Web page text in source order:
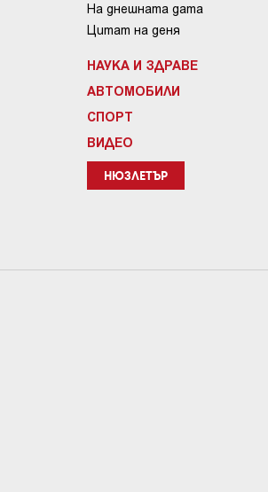
На днешната дата
Цитат на деня
НАУКА И ЗДРАВЕ
АВТОМОБИЛИ
СПОРТ
ВИДЕО
НЮЗЛЕТЪР